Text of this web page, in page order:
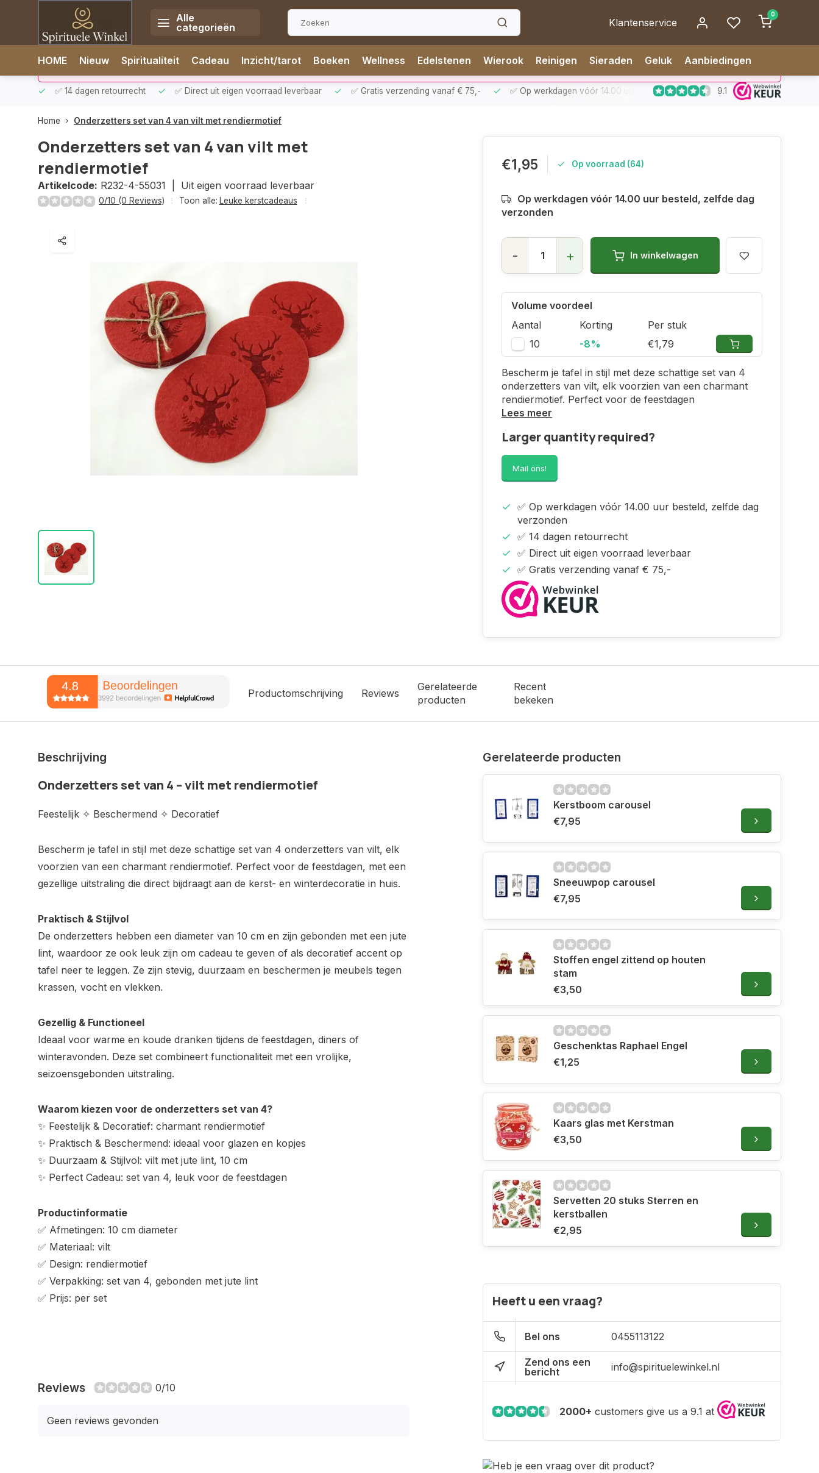
Alle
categorieën
Klantenservice
0
HOME Nieuw Spiritualiteit Cadeau Inzicht/tarot Boeken Wellness Edelstenen Wierook Reinigen Sieraden Geluk Aanbiedingen
✅ 14 dagen retourrecht ✅ Direct uit eigen voorraad leverbaar ✅ Gratis verzending vanaf € 75,- ✅ Op werkdagen vóór 14.00 uur besteld, zelfde dag verzonden
9.1
Home Onderzetters set van 4 van vilt met rendiermotief
Onderzetters set van 4 van vilt met
rendiermotief
Artikelcode: R232-4-55031 | Uit eigen voorraad leverbaar
0/10 (0 Reviews) Toon alle: Leuke kerstcadeaus
€1,95 Op voorraad (64)
Op werkdagen vóór 14.00 uur besteld, zelfde dag
verzonden
- + In winkelwagen
Volume voordeel
Aantal
Korting
Per stuk
10
-8% €1,79
Bescherm je tafel in stijl met deze schattige set van 4
onderzetters van vilt, elk voorzien van een charmant
rendiermotief. Perfect voor de feestdagen
Lees meer
Larger quantity required?
Mail ons!
✅ Op werkdagen vóór 14.00 uur besteld, zelfde dag
verzonden
✅ 14 dagen retourrecht
✅ Direct uit eigen voorraad leverbaar
✅ Gratis verzending vanaf € 75,-
Productomschrijving Reviews
Gerelateerde
producten
Recent
bekeken
Beschrijving
Onderzetters set van 4 – vilt met rendiermotief
Feestelijk ✧ Beschermend ✧ Decoratief
Bescherm je tafel in stijl met deze schattige set van 4 onderzetters van vilt, elk
voorzien van een charmant rendiermotief. Perfect voor de feestdagen, met een
gezellige uitstraling die direct bijdraagt aan de kerst- en winterdecoratie in huis.
Praktisch & Stijlvol
De onderzetters hebben een diameter van 10 cm en zijn gebonden met een jute
lint, waardoor ze ook leuk zijn om cadeau te geven of als decoratief accent op
tafel neer te leggen. Ze zijn stevig, duurzaam en beschermen je meubels tegen
krassen, vocht en vlekken.
Gezellig & Functioneel
Ideaal voor warme en koude dranken tijdens de feestdagen, diners of
winteravonden. Deze set combineert functionaliteit met een vrolijke,
seizoensgebonden uitstraling.
Waarom kiezen voor de onderzetters set van 4?
✨ Feestelijk & Decoratief: charmant rendiermotief
✨ Praktisch & Beschermend: ideaal voor glazen en kopjes
✨ Duurzaam & Stijlvol: vilt met jute lint, 10 cm
✨ Perfect Cadeau: set van 4, leuk voor de feestdagen
Productinformatie
✅ Afmetingen: 10 cm diameter
✅ Materiaal: vilt
✅ Design: rendiermotief
✅ Verpakking: set van 4, gebonden met jute lint
✅ Prijs: per set
Reviews 0/10
Geen reviews gevonden
Gerelateerde producten
Kerstboom carousel
€7,95
Sneeuwpop carousel
€7,95
Stoffen engel zittend op houten
stam
€3,50
Geschenktas Raphael Engel
€1,25
Kaars glas met Kerstman
€3,50
Servetten 20 stuks Sterren en
kerstballen
€2,95
Heeft u een vraag?
Bel ons 0455113122
Zend ons een
bericht
info@spirituelewinkel.nl
2000+ customers give us a 9.1 at